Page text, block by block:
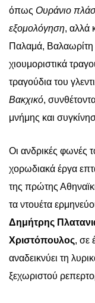
όπως Ουράνιο
εξομολόγηση, αλλά
Παλαμά, Βαλαωρίτη
χιουμοριστικά
τραγούδια του
Βακχικό,
μνήμης και
Οι ανδρικές φωνές
χορωδιακά έργα
της πρώτης
τα ντουέτα
Δημήτρης
Χριστόπουλος, σε
αναδεικνύει τη
ξεχωριστού